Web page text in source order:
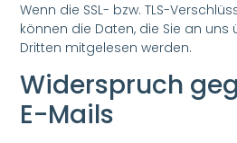
Wenn die SSL- bzw. TLS-
können die Daten, die Sie an
Dritten mitgelesen werden.
Widerspruch
E-Mails